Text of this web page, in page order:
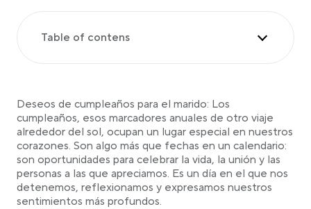
Table of contens
Deseos de ánimo e inspiración
Citas para tu querido marido
Ideas de regalo para tu marido
Deseos de cumpleaños para el marido: Los
cumpleaños, esos marcadores anuales de otro viaje
alrededor del sol, ocupan un lugar especial en nuestros
corazones. Son algo más que fechas en un calendario:
son oportunidades para celebrar la vida, la unión y las
personas a las que apreciamos. Es un día en el que nos
detenemos, reflexionamos y expresamos nuestros
sentimientos más profundos.